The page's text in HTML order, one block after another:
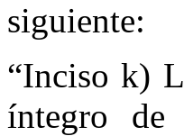
siguiente:
“Inciso k)
íntegro de